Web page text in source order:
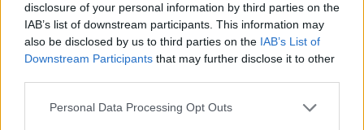
disclosure of your personal information by third parties on the
IAB’s list of downstream participants. This information may
also be disclosed by us to third parties on the IAB’s List of
Downstream Participants that may further disclose it to other
Please note that this website/app uses one or more Google
Personal Data Processing Opt Outs